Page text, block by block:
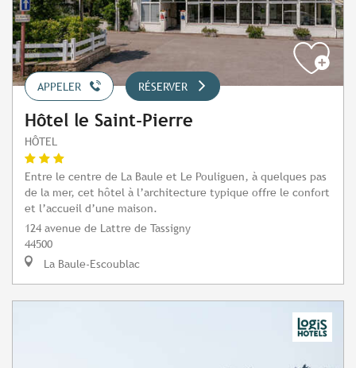
APPELER RÉSERVER
Hôtel le Saint-Pierre
HÔTEL
Entre le centre de La Baule et Le Pouliguen, à quelques pas
de la mer, cet hôtel à l’architecture typique offre le confort
et l’accueil d’une maison.
124 avenue de Lattre de Tassigny
44500
La Baule-Escoublac